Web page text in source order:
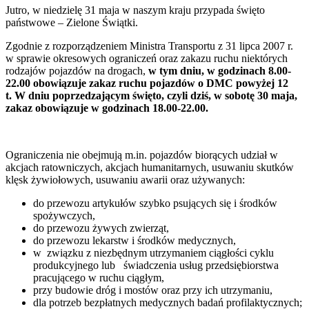
Jutro, w niedzielę 31 maja w naszym kraju przypada święto
państwowe – Zielone Świątki.
Zgodnie z rozporządzeniem Ministra Transportu z 31 lipca 2007 r.
w sprawie okresowych ograniczeń oraz zakazu ruchu niektórych
rodzajów pojazdów na drogach, w tym dniu, w godzinach 8.00-
22.00 obowiązuje zakaz ruchu pojazdów o DMC powyżej 12
t. W dniu poprzedzającym święto, czyli dziś, w sobotę 30 maja,
zakaz obowiązuje w godzinach 18.00-22.00.
Ograniczenia nie obejmują m.in. pojazdów biorących udział w
akcjach ratowniczych, akcjach humanitarnych, usuwaniu skutków
klęsk żywiołowych, usuwaniu awarii oraz używanych:
do przewozu artykułów szybko psujących się i środków
spożywczych,
do przewozu żywych zwierząt,
do przewozu lekarstw i środków medycznych,
w związku z niezbędnym utrzymaniem ciągłości cyklu
produkcyjnego lub świadczenia usług przedsiębiorstwa
pracującego w ruchu ciągłym,
przy budowie dróg i mostów oraz przy ich utrzymaniu,
dla potrzeb bezpłatnych medycznych badań profilaktycznych;